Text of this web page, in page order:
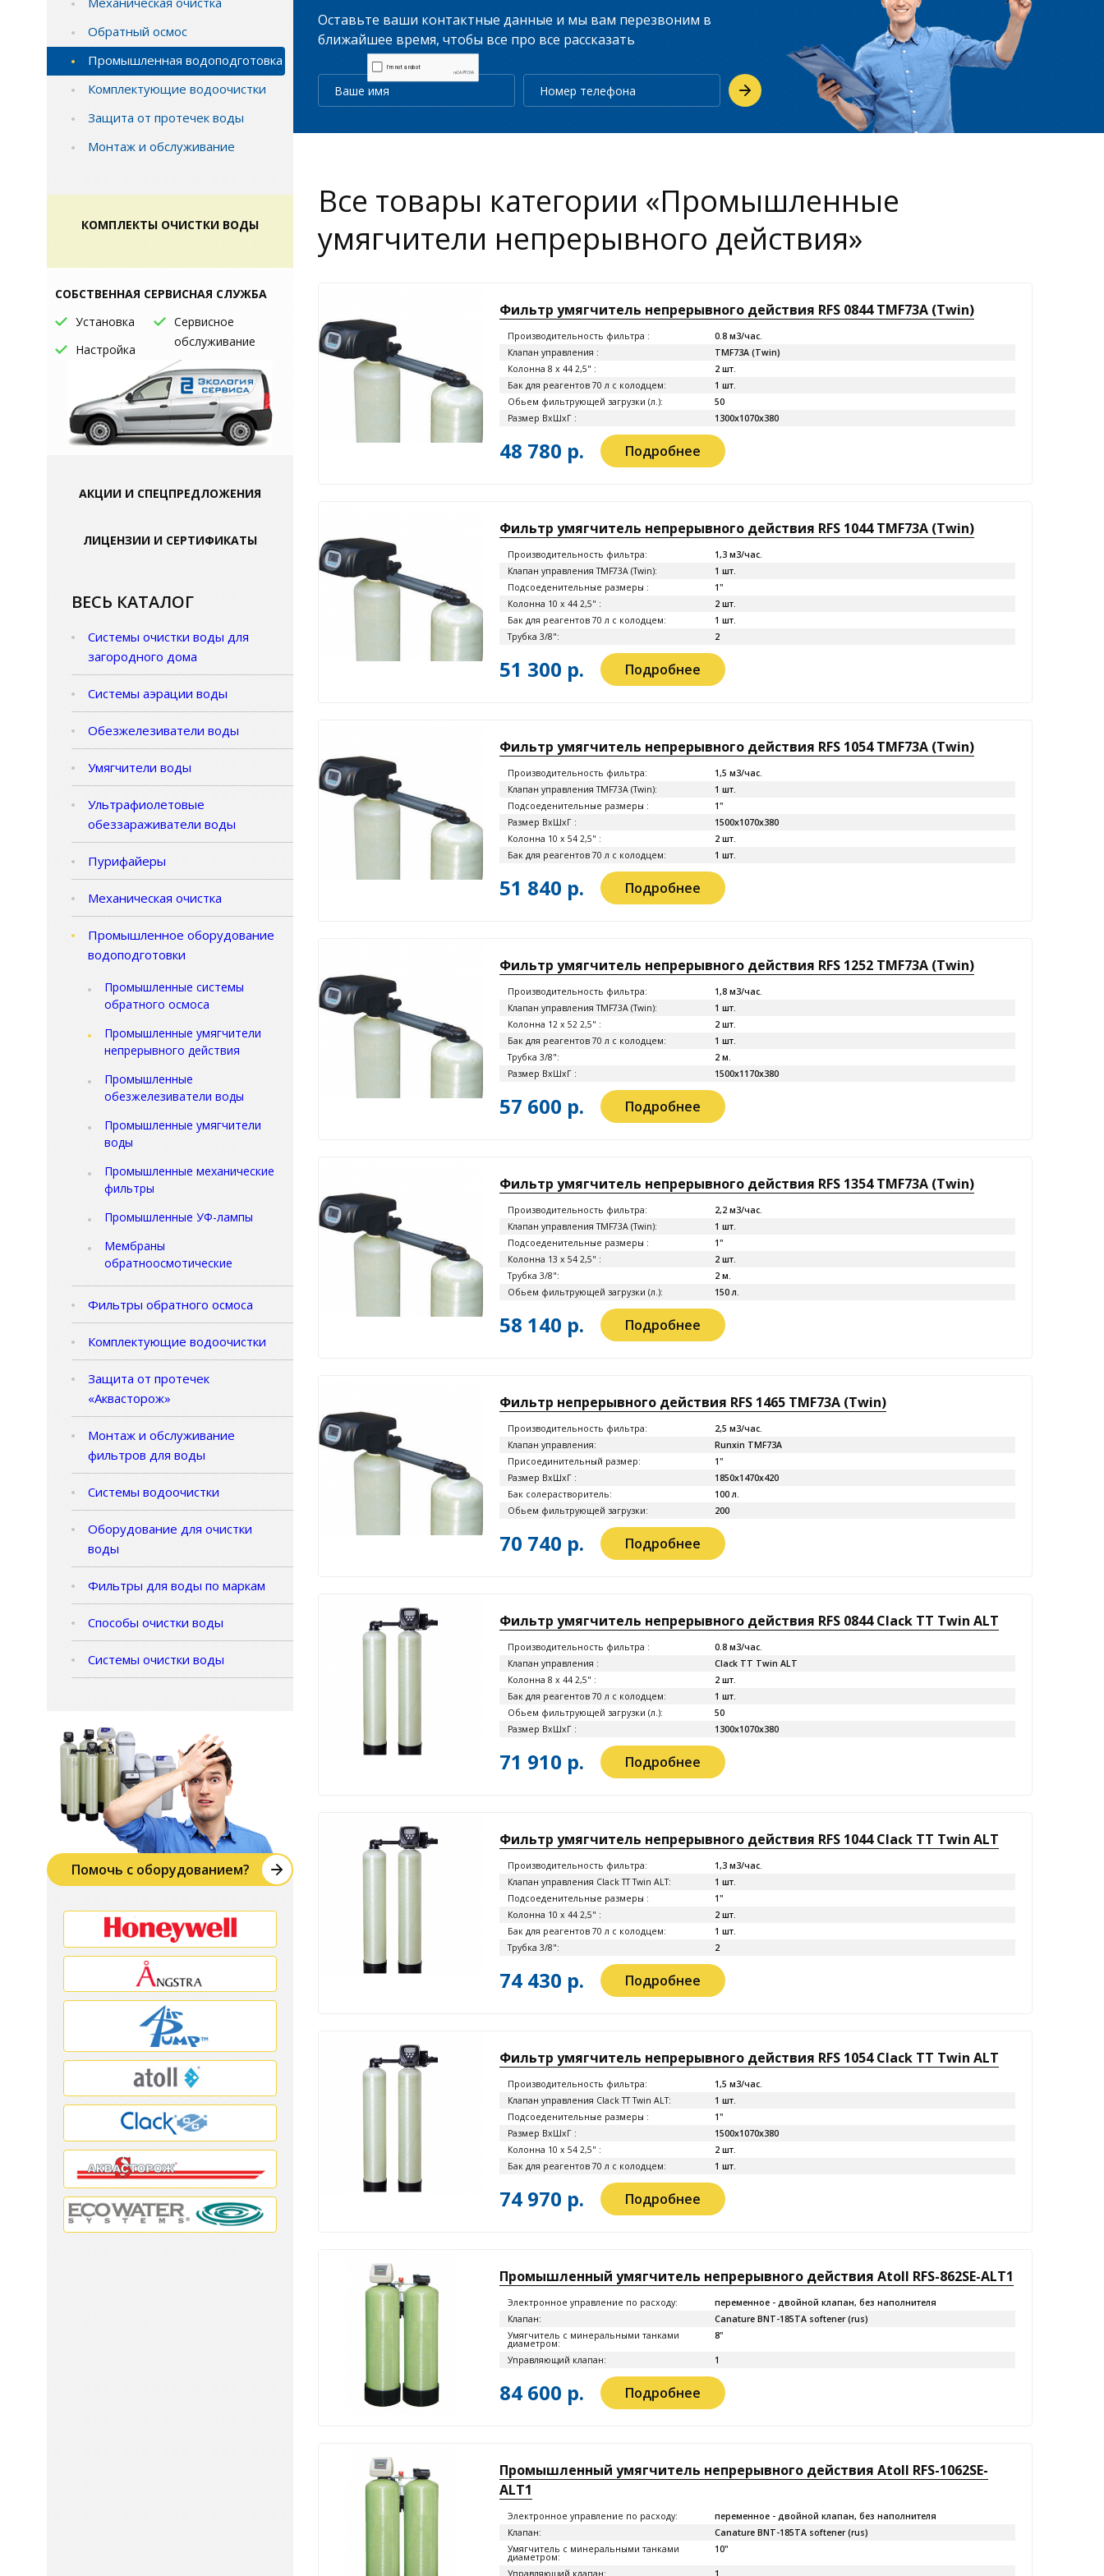
Оставьте ваши контактные данные и мы вам перезвоним в
ближайшее время, чтобы все про все рассказать
Все товары категории «Промышленные
умягчители непрерывного действия»
Фильтр умягчитель непрерывного действия RFS 0844 TMF73A (Twin)
Производительность фильтра :
0.8 м3/час.
Клапан управления :
TMF73A (Twin)
Колонна 8 x 44 2,5" :
2 шт.
Бак для реагентов 70 л с колодцем:
1 шт.
Обьем фильтрующей загрузки (л.):
50
Размер ВхШхГ :
1300х1070х380
48 780 р. Подробнее
Фильтр умягчитель непрерывного действия RFS 1044 TMF73A (Twin)
Производительность фильтра:
1,3 м3/час.
Клапан управления TMF73A (Twin):
1 шт.
Подсоеденительные размеры :
1"
Колонна 10 x 44 2,5" :
2 шт.
Бак для реагентов 70 л с колодцем:
1 шт.
Трубка 3/8":
2
51 300 р. Подробнее
Фильтр умягчитель непрерывного действия RFS 1054 TMF73A (Twin)
Производительность фильтра:
1,5 м3/час.
Клапан управления TMF73A (Twin):
1 шт.
Подсоеденительные размеры :
1"
Размер ВхШхГ :
1500х1070х380
Колонна 10 x 54 2,5" :
2 шт.
Бак для реагентов 70 л с колодцем:
1 шт.
51 840 р. Подробнее
Фильтр умягчитель непрерывного действия RFS 1252 TMF73A (Twin)
Производительность фильтра:
1,8 м3/час.
Клапан управления TMF73A (Twin):
1 шт.
Колонна 12 x 52 2,5" :
2 шт.
Бак для реагентов 70 л с колодцем:
1 шт.
Трубка 3/8":
2 м.
Размер ВхШхГ :
1500х1170х380
57 600 р. Подробнее
Фильтр умягчитель непрерывного действия RFS 1354 TMF73A (Twin)
Производительность фильтра:
2,2 м3/час.
Клапан управления TMF73A (Twin):
1 шт.
Подсоеденительные размеры :
1"
Колонна 13 x 54 2,5" :
2 шт.
Трубка 3/8":
2 м.
Обьем фильтрующей загрузки (л.):
150 л.
58 140 р. Подробнее
Фильтр непрерывного действия RFS 1465 TMF73A (Twin)
Производительность фильтра:
2,5 м3/час.
Клапан управления:
Runxin TMF73A
Присоединительный размер:
1"
Размер ВхШхГ :
1850х1470х420
Бак солерастворитель:
100 л.
Обьем фильтрующей загрузки:
200
70 740 р. Подробнее
Фильтр умягчитель непрерывного действия RFS 0844 Clack TT Twin ALT
Производительность фильтра :
0.8 м3/час.
Клапан управления :
Clack TT Twin ALT
Колонна 8 x 44 2,5" :
2 шт.
Бак для реагентов 70 л с колодцем:
1 шт.
Обьем фильтрующей загрузки (л.):
50
Размер ВхШхГ :
1300х1070х380
71 910 р. Подробнее
Фильтр умягчитель непрерывного действия RFS 1044 Clack TT Twin ALT
Производительность фильтра:
1,3 м3/час.
Клапан управления Clack TT Twin ALT:
1 шт.
Подсоеденительные размеры :
1"
Колонна 10 x 44 2,5" :
2 шт.
Бак для реагентов 70 л с колодцем:
1 шт.
Трубка 3/8":
2
74 430 р. Подробнее
Фильтр умягчитель непрерывного действия RFS 1054 Clack TT Twin ALT
Производительность фильтра:
1,5 м3/час.
Клапан управления Clack TT Twin ALT:
1 шт.
Подсоеденительные размеры :
1"
Размер ВхШхГ :
1500х1070х380
Колонна 10 x 54 2,5" :
2 шт.
Бак для реагентов 70 л с колодцем:
1 шт.
74 970 р. Подробнее
Промышленный умягчитель непрерывного действия Atoll RFS-862SE-ALT1
Электронное управление по расходу:
переменное - двойной клапан, без наполнителя
Клапан:
Canature BNT-185TA softener (rus)
Умягчитель с минеральными танками
диаметром:
8"
Управляющий клапан: 1
84 600 р. Подробнее
Промышленный умягчитель непрерывного действия Atoll RFS-1062SE-
ALT1
Электронное управление по расходу:
переменное - двойной клапан, без наполнителя
Клапан:
Canature BNT-185TA softener (rus)
Умягчитель с минеральными танками
диаметром:
10"
Управляющий клапан: 1
Обратный осмос
Промышленная водоподготовка
Комплектующие водоочистки
Защита от протечек воды
Монтаж и обслуживание
КОМПЛЕКТЫ ОЧИСТКИ ВОДЫ
СОБСТВЕННАЯ СЕРВИСНАЯ СЛУЖБА
Установка
Настройка
Сервисное
обслуживание
АКЦИИ И СПЕЦПРЕДЛОЖЕНИЯ
ЛИЦЕНЗИИ И СЕРТИФИКАТЫ
ВЕСЬ КАТАЛОГ
Системы очистки воды для
загородного дома
Системы аэрации воды
Обезжелезиватели воды
Умягчители воды
Ультрафиолетовые
обеззараживатели воды
Пурифайеры
Механическая очистка
Промышленное оборудование
водоподготовки
Промышленные системы
обратного осмоса
Промышленные умягчители
непрерывного действия
Промышленные
обезжелезиватели воды
Промышленные умягчители
воды
Промышленные механические
фильтры
Промышленные УФ-лампы
Мембраны
обратноосмотические
Фильтры обратного осмоса
Комплектующие водоочистки
Защита от протечек
«Аквасторож»
Монтаж и обслуживание
фильтров для воды
Системы водоочистки
Оборудование для очистки
воды
Фильтры для воды по маркам
Способы очистки воды
Системы очистки воды
Помочь с оборудованием?